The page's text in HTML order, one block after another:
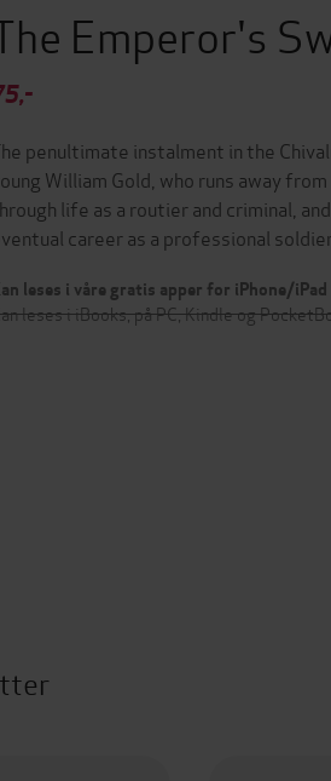
Emperor's
penultimate instalment in the
William Gold, who runs away
life as a routier and criminal,
career as a professional
leses i våre gratis apper for iPhone/
leses i iBooks, på PC, Kindle og